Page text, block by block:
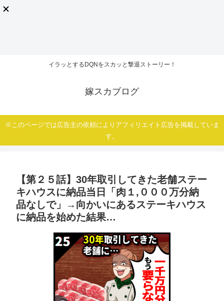
イラッとするDQNをスカッと撃退ストーリー！
嫁スカブログ
※このページでは広告主の依頼によりアフィリエイト広告を掲載していま
す。
【第２５話】30年取引してきた老舗ステー
キハウスに納品当日「肉１,０００万分納
品なしで」→向かいにあるステーキハウス
に納品を始めた結果…